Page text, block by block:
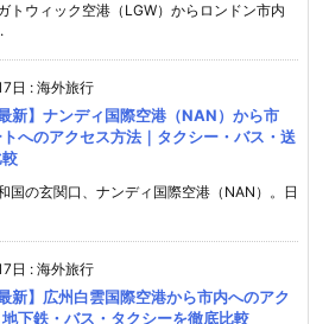
トウィック空港（LGW）からロンドン市内
日 : 海外旅行
新】ナンディ国際空港（NAN）から市
へのアクセス方法｜タクシー・バス・送
国の玄関口、ナンディ国際空港（NAN）。日
日 : 海外旅行
新】広州白雲国際空港から市内へのアク
下鉄・バス・タクシーを徹底比較